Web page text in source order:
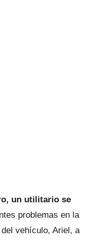
un utilitario se
problemas en la
vehículo, Ariel, a